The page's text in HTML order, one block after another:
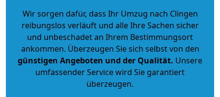
Wir sorgen dafür, dass Ihr Umzug nach Clingen
reibungslos verläuft und alle Ihre Sachen sicher
und unbeschadet an Ihrem Bestimmungsort
ankommen. Überzeugen Sie sich selbst von den
günstigen Angeboten und der Qualität. Unsere
umfassender Service wird Sie garantiert
überzeugen.